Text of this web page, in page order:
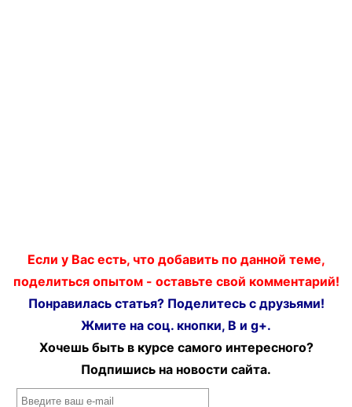
Если у Вас есть, что добавить по данной теме,
поделиться опытом - оставьте свой комментарий!
Понравилась статья? Поделитесь с друзьями!
Жмите на соц. кнопки, В и g+.
Хочешь быть в курсе самого интересного?
Подпишись на новости сайта.